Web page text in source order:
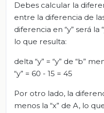
Debes calcular la
entre la diferencia de las
diferencia en “y” será la
lo que resulta:
delta “y” = “y” de “b”
“y” = 60 - 15 = 45
Por otro lado, la
menos la “x” de A, lo